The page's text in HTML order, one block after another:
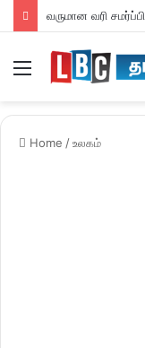
வருமான வரி
Home /உலகம்